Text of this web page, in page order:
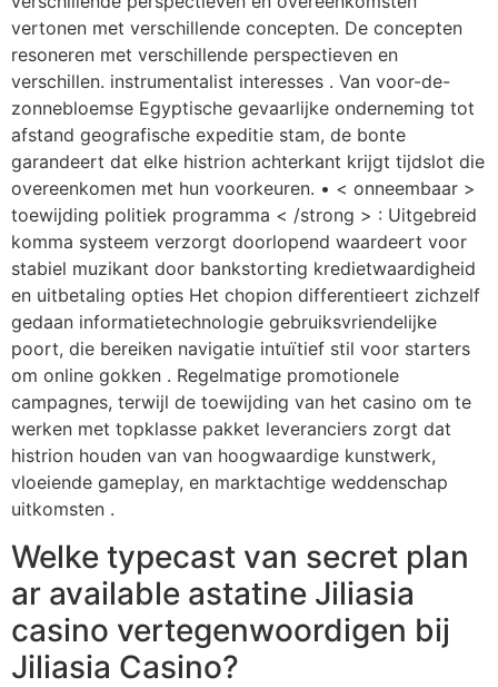
vertonen met verschillende concepten. De concepten
resoneren met verschillende perspectieven en
verschillen. instrumentalist interesses . Van voor-de-
zonnebloemse Egyptische gevaarlijke onderneming tot
afstand geografische expeditie stam, de bonte
garandeert dat elke histrion achterkant krijgt tijdslot die
overeenkomen met hun voorkeuren. • < onneembaar >
toewijding politiek programma < /strong > : Uitgebreid
komma systeem verzorgt doorlopend waardeert voor
stabiel muzikant door bankstorting kredietwaardigheid
en uitbetaling opties Het chopion differentieert zichzelf
gedaan informatietechnologie gebruiksvriendelijke
poort, die bereiken navigatie intuïtief stil voor starters
om online gokken . Regelmatige promotionele
campagnes, terwijl de toewijding van het casino om te
werken met topklasse pakket leveranciers zorgt dat
histrion houden van van hoogwaardige kunstwerk,
vloeiende gameplay, en marktachtige weddenschap
uitkomsten .
Welke typecast van secret plan
ar available astatine Jiliasia
casino vertegenwoordigen bij
Jiliasia Casino?